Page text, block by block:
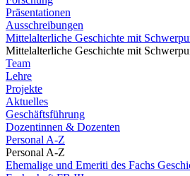
Präsentationen
Ausschreibungen
Mittelalterliche Geschichte mit
Mittelalterliche Geschichte mit
Team
Lehre
Projekte
Aktuelles
Geschäftsführung
Dozentinnen & Dozenten
Personal A-Z
Personal A-Z
Ehemalige und Emeriti des Fachs